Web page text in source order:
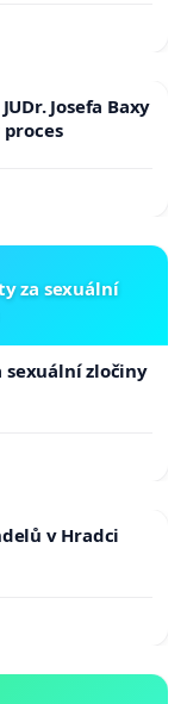
Josefa Baxy
za sexuální
sexuální zločiny
v Hradci